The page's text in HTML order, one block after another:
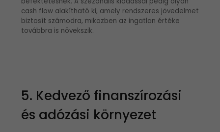
cash flow alakítható ki, amely rendszeres jövedelmet
biztosít számodra, miközben az ingatlan értéke
továbbra is növekszik.
5. Kedvező finanszírozási
és adózási környezet